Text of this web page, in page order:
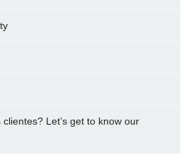
Let’s get to know our